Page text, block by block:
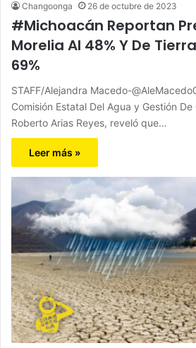
Changoonga 26 de octubre de 2023
#Michoacán Reportan
Morelia Al 48% Y De
69%
STAFF/Alejandra Macedo-
Comisión Estatal Del Agua y Gestión De
Roberto Arias Reyes, reveló que…
Leer más »